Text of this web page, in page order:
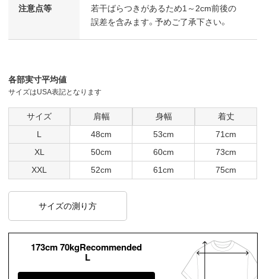
注意点等
若干ばらつきがあるため1～2cm前後の
誤差を含みます。予めご了承下さい。
各部実寸平均値
サイズはUSA表記となります
サイズ 肩幅 身幅
着丈
L
48cm 53cm
71cm
XL
50cm 60cm
73cm
XXL
52cm 61cm 75cm
サイズの測り方
173cm 70kgRecommended
L